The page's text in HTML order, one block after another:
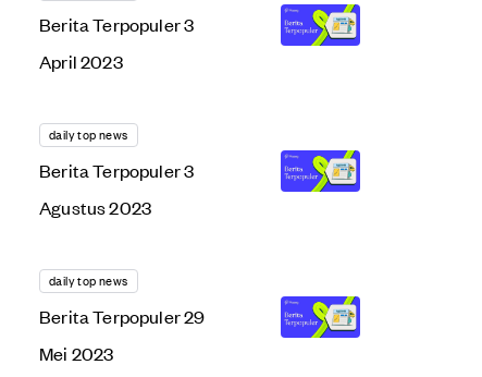
Berita Terpopuler 3
April 2023
daily top news
Berita Terpopuler 3
Agustus 2023
daily top news
Berita Terpopuler 29
Mei 2023